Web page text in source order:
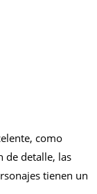
como
de detalle, las
tienen un